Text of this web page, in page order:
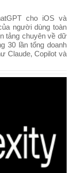
cho iOS và
người dùng toàn
tảng chuyên về dữ
30 lần tổng doanh
Claude, Copilot và